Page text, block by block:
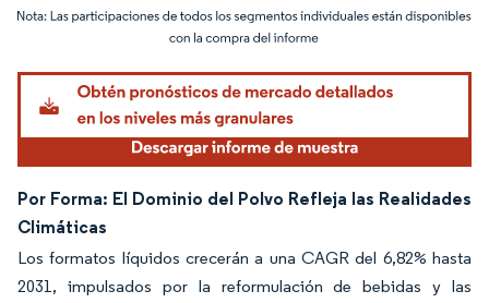
Imagen © Mordor Intelligence. El uso requiere atribución según CC BY 4.0.
Por Forma: El Dominio del Polvo Refleja las Realidades
Climáticas
Los formatos líquidos crecerán a una CAGR del 6,82% hasta
2031, impulsados por la reformulación de bebidas y las